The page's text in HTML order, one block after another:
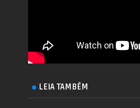
LEIA TAMBÉM